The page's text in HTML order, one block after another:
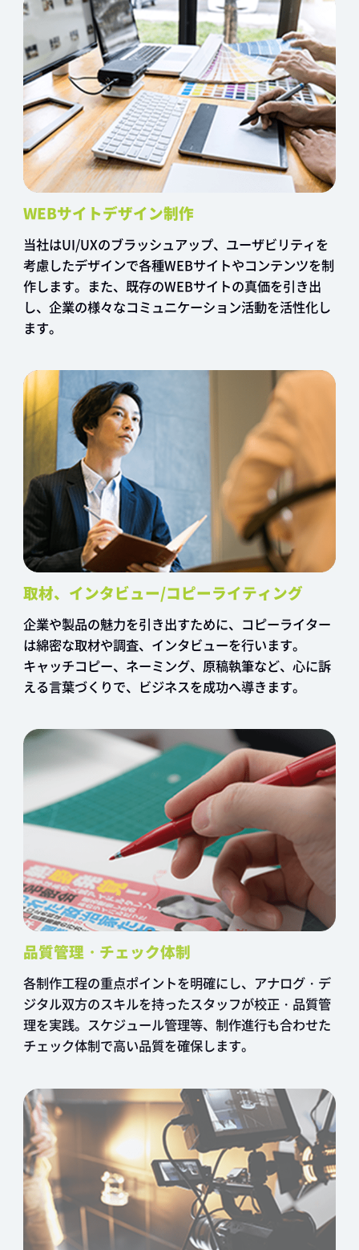
WEBサイトデザイン制作
当社はUI/UXのブラッシュアップ、ユーザビリティを
考慮したデザインで各種WEBサイトやコンテンツを制
作します。また、既存のWEBサイトの真価を引き出
し、企業の様々なコミュニケーション活動を活性化し
ます。
取材、インタビュー/コピーライティング
企業や製品の魅力を引き出すために、コピーライター
は綿密な取材や調査、インタビューを行います。
キャッチコピー、ネーミング、原稿執筆など、心に訴
える言葉づくりで、ビジネスを成功へ導きます。
品質管理・チェック体制
各制作工程の重点ポイントを明確にし、アナログ・デ
ジタル双方のスキルを持ったスタッフが校正・品質管
理を実践。スケジュール管理等、制作進行も合わせた
チェック体制で高い品質を確保します。